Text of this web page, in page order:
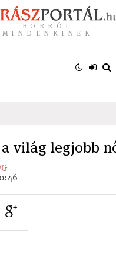
BORRÓL
MINDENKINEK
világ legjobb